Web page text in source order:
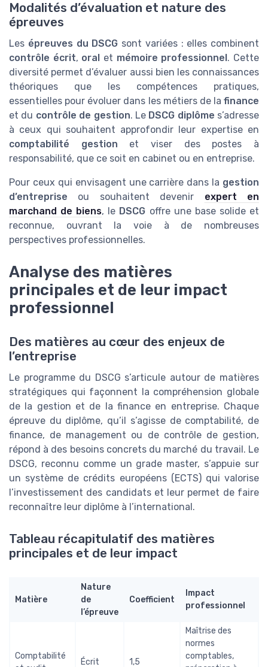
Modalités d’évaluation et nature des
épreuves
Les épreuves du DSCG sont variées : elles combinent
contrôle écrit, oral et mémoire professionnel . Cette
diversité permet d’évaluer aussi bien les connaissances
théoriques que les compétences pratiques,
essentielles pour évoluer dans les métiers de la finance
et du contrôle de gestion. Le DSCG diplôme s’adresse
à ceux qui souhaitent approfondir leur expertise en
comptabilité gestion et viser des postes à
responsabilité, que ce soit en cabinet ou en entreprise.
Pour ceux qui envisagent une carrière dans la gestion
d’entreprise ou souhaitent devenir expert en
marchand de biens, le DSCG offre une base solide et
reconnue, ouvrant la voie à de nombreuses
perspectives professionnelles.
Analyse des matières
principales et de leur impact
professionnel
Des matières au cœur des enjeux de
l’entreprise
Le programme du DSCG s’articule autour de matières
stratégiques qui façonnent la compréhension globale
de la gestion et de la finance en entreprise. Chaque
épreuve du diplôme, qu’il s’agisse de comptabilité, de
finance, de management ou de contrôle de gestion,
répond à des besoins concrets du marché du travail. Le
DSCG, reconnu comme un grade master, s’appuie sur
un système de crédits européens (ECTS) qui valorise
l’investissement des candidats et leur permet de faire
reconnaître leur diplôme à l’international.
Tableau récapitulatif des matières
principales et de leur impact
Matière
Nature
de
l’épreuve
Coefficient
Impact
professionnel
Comptabilité
Écrit 1,5
Maîtrise des
normes
comptables,